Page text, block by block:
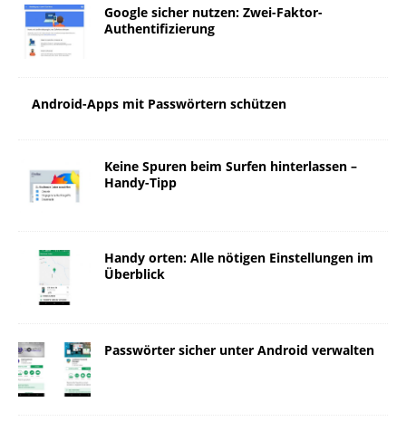
Google sicher nutzen: Zwei-Faktor-
Authentifizierung
Android-Apps mit Passwörtern schützen
Keine Spuren beim Surfen hinterlassen –
Handy-Tipp
Handy orten: Alle nötigen Einstellungen im
Überblick
Passwörter sicher unter Android verwalten